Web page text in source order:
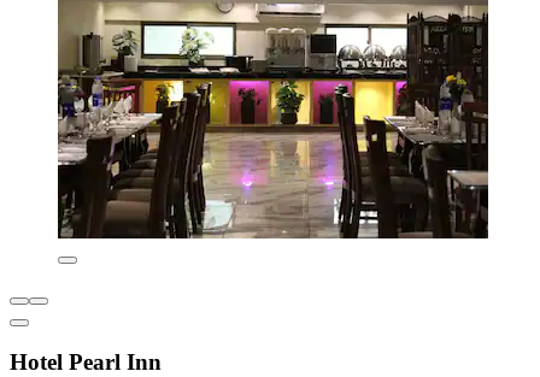
Hotel Pearl Inn